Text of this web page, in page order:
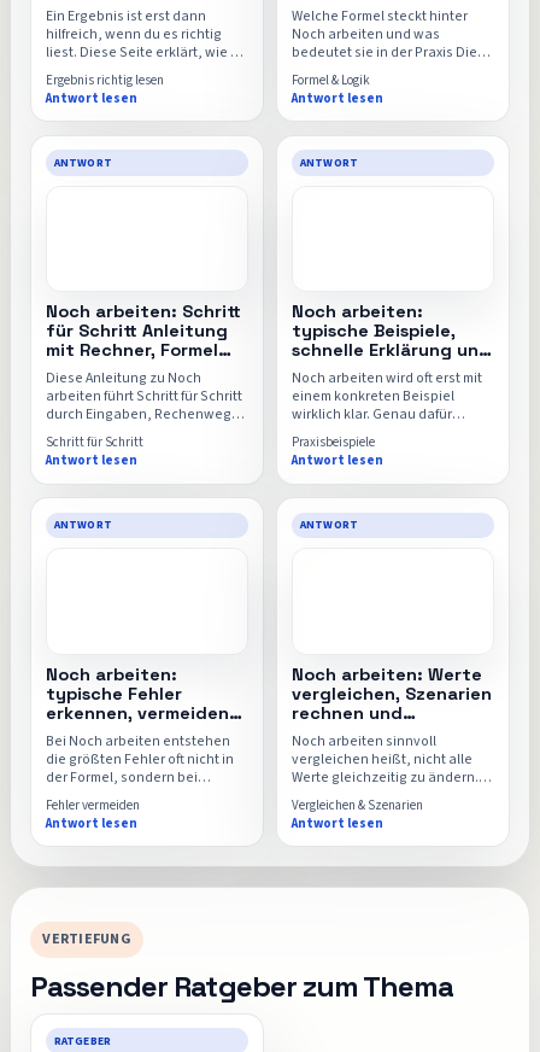
einordnen
Ein Ergebnis ist erst dann
hilfreich, wenn du es richtig
liest. Diese Seite erklärt, wie du
Noch arbeiten einordnest,
welche Vergleiche sinnvoll sind
und wo Nutzer Zahlen häufig
überinterpretieren.
Ergebnis richtig lesen
Antwort lesen
mit Rechner
Welche Formel steckt hinter
Noch arbeiten und was
bedeutet sie in der Praxis Diese
Seite erklärt die Rechenlogik,
die wichtigsten
Einflussfaktoren und warum
schon kleine Änderungen an
einzelnen Werten das Ergebnis
spürbar verschieben können.
Formel & Logik
Antwort lesen
ANTWORT
Noch arbeiten: Schritt
für Schritt Anleitung
mit Rechner, Formel
und FAQ
Diese Anleitung zu Noch
arbeiten führt Schritt für Schritt
durch Eingaben, Rechenweg
und Ergebnisdeutung. Ideal,
wenn du nicht nur schnell
rechnen, sondern Fehler von
Anfang an vermeiden willst.
Schritt für Schritt
Antwort lesen
ANTWORT
Noch arbeiten:
typische Beispiele,
schnelle Erklärung und
direkter Rechner
Noch arbeiten wird oft erst mit
einem konkreten Beispiel
wirklich klar. Genau dafür
sammelt diese Seite typische
Alltagssituationen, einfache
Rechenwege und den
passenden Einsatz für den
Noch-arbeiten-Rechner.
Praxisbeispiele
Antwort lesen
ANTWORT
Noch arbeiten:
typische Fehler
erkennen, vermeiden
und sauber rechnen
Bei Noch arbeiten entstehen
die größten Fehler oft nicht in
der Formel, sondern bei
Ausgangswerten, Einheiten
und Bezugszeiträumen. Diese
Seite zeigt die häufigsten
Stolperstellen und wie du sie
vermeidest.
Fehler vermeiden
Antwort lesen
ANTWORT
Noch arbeiten: Werte
vergleichen, Szenarien
rechnen und
Ergebnisse einordnen
Noch arbeiten sinnvoll
vergleichen heißt, nicht alle
Werte gleichzeitig zu ändern.
Diese Seite zeigt, welche
Szenarien wirklich
aussagekräftig sind und wie
der Noch-arbeiten-Rechner für
echte Entscheidungen genutzt
wird.
Vergleichen & Szenarien
Antwort lesen
VERTIEFUNG
Passender Ratgeber zum Thema
RATGEBER